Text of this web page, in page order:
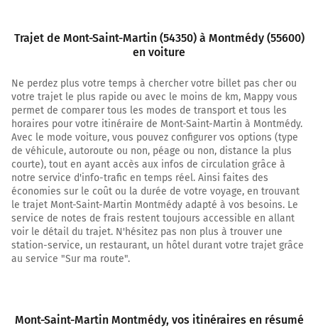
400 m
Tourner à gauche sur Grand'Rue et continuer sur 300
mètres
Grand'Rue
1,4 km
Au rond-point, prendre la 1ère sortie sur Grand'Rue et
continuer sur 300 mètres
1,7 km
2,0 km
3,0 km
Trajet de Mont-Saint-Martin (54350) à Montmédy (55600)
en voiture
Ne perdez plus votre temps à chercher votre billet pas cher ou
votre trajet le plus rapide ou avec le moins de km, Mappy vous
permet de comparer tous les modes de transport et tous les
horaires pour votre itinéraire de Mont-Saint-Martin à Montmédy.
Avec le mode voiture, vous pouvez configurer vos options (type
de véhicule, autoroute ou non, péage ou non, distance la plus
courte), tout en ayant accès aux infos de circulation grâce à
notre service d'info-trafic en temps réel. Ainsi faites des
économies sur le coût ou la durée de votre voyage, en trouvant
le trajet Mont-Saint-Martin Montmédy adapté à vos besoins. Le
service de notes de frais restent toujours accessible en allant
voir le détail du trajet. N'hésitez pas non plus à trouver une
station-service, un restaurant, un hôtel durant votre trajet grâce
au service "Sur ma route".
Mont-Saint-Martin Montmédy, vos itinéraires en résumé